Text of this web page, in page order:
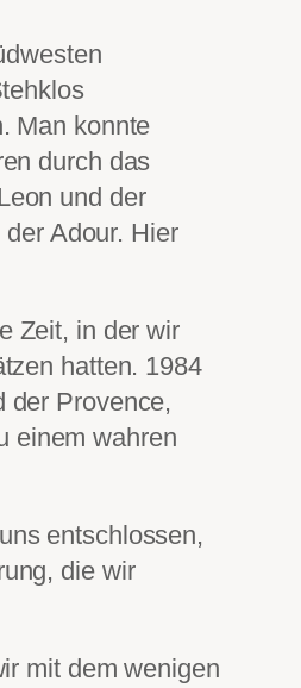
Man konnte
durch das
und der
Adour. Hier
Zeit, in der wir
hatten. 1984
der Provence,
einem wahren
entschlossen,
die wir
mit dem wenigen